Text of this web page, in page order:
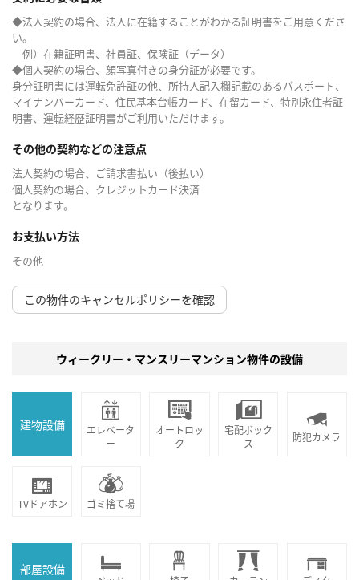
◆法人契約の場合、法人に在籍することがわかる証明書をご用意くださ
い。
例）在籍証明書、社員証、保険証（データ）
◆個人契約の場合、顔写真付きの身分証が必要です。
身分証明書には運転免許証の他、所持人記入欄記載のあるパスポート、
マイナンバーカード、住民基本台帳カード、在留カード、特別永住者証
明書、運転経歴証明書がご利用いただけます。
その他の契約などの注意点
法人契約の場合、ご請求書払い（後払い）
個人契約の場合、クレジットカード決済
となります。
お支払い方法
その他
この物件のキャンセルポリシーを確認
ウィークリー・マンスリーマンション物件の設備
建物設備
エレベータ
ー
オートロッ
ク
宅配ボック
ス
防犯カメラ
TVドアホン ゴミ捨て場
部屋設備